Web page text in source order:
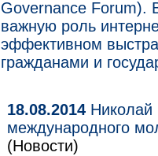
Governance Forum).
важную роль
эффективном
гражданами и
18.08.2014 Николай
международного
(Новости)